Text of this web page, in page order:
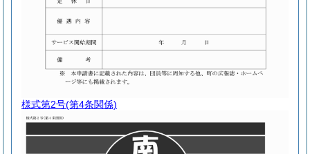
様式第2号(第4条関係)